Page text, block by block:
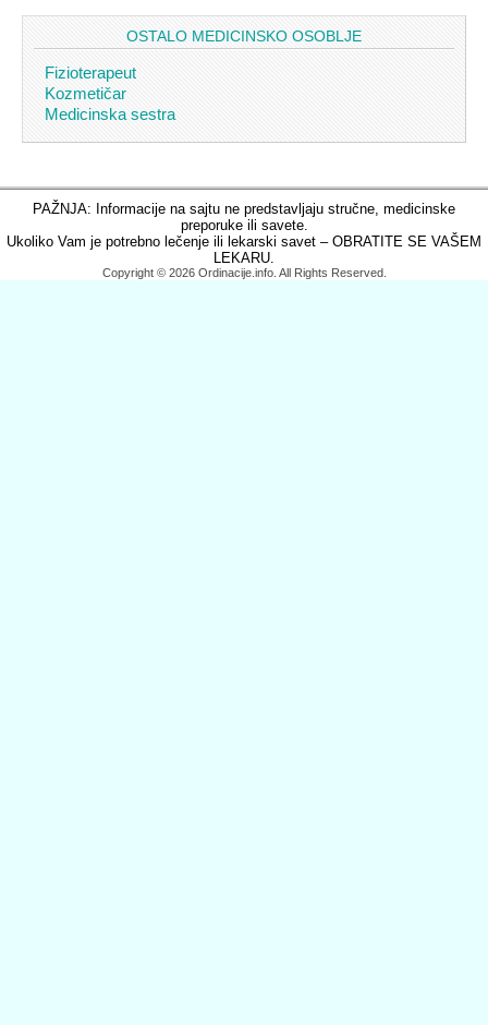
OSTALO MEDICINSKO OSOBLJE
Fizioterapeut
Kozmetičar
Medicinska sestra
PAŽNJA: Informacije na sajtu ne predstavljaju stručne, medicinske
preporuke ili savete.
Ukoliko Vam je potrebno lečenje ili lekarski savet – OBRATITE SE VAŠEM
LEKARU.
Copyright © 2026 Ordinacije.info. All Rights Reserved.